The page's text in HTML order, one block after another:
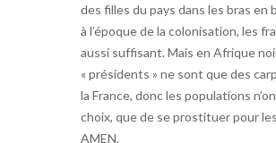
des filles du pays dans les bras en
à l’époque de la colonisation, les
aussi suffisant. Mais en Afrique
« présidents » ne sont que des
la France, donc les populations
choix, que de se prostituer pour
AMEN.